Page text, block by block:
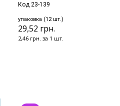
Код 23-139
упаковка (12 шт.)
29,52 грн.
2,46 грн. за 1 шт.